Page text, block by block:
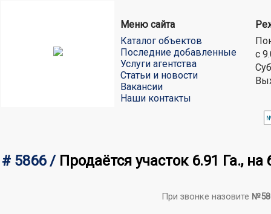
Меню сайта
Каталог объектов
Последние добавленные
Услуги агентства
Статьи и новости
Вакансии
Наши контакты
с
# 5866 / Продаётся участок 6.91 Га.,
При звонке назовите